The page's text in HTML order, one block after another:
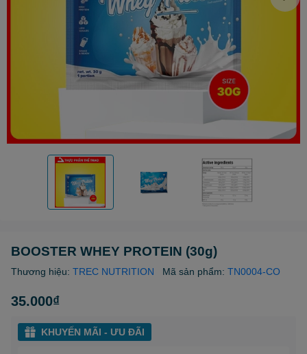
BOOSTER WHEY PROTEIN (30g)
Thương hiệu: TREC NUTRITION Mã sản phẩm: TN0004-CO
35.000₫
KHUYẾN MÃI - ƯU ĐÃI